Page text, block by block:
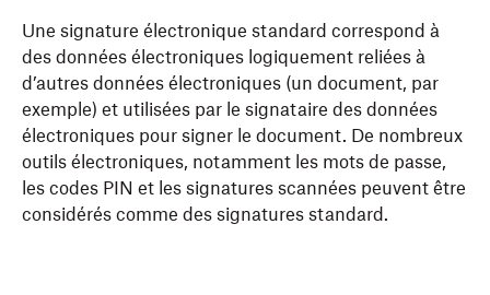
Une signature électronique standard correspond à
des données électroniques logiquement reliées à
d’autres données électroniques (un document, par
exemple) et utilisées par le signataire des données
électroniques pour signer le document. De nombreux
outils électroniques, notamment les mots de passe,
les codes PIN et les signatures scannées peuvent être
considérés comme des signatures standard.